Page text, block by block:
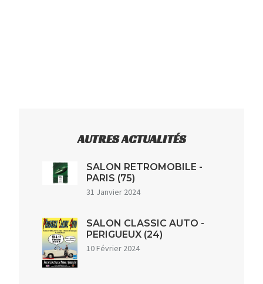
AUTRES ACTUALITÉS
SALON RETROMOBILE -
PARIS (75)
31 Janvier 2024
SALON CLASSIC AUTO -
PERIGUEUX (24)
10 Février 2024